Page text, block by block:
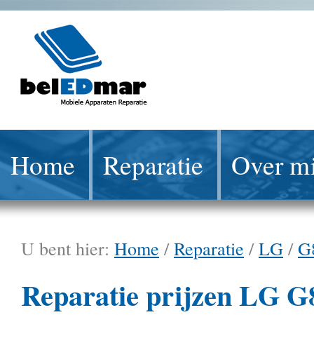
Home Reparatie Over
U bent hier: Home /Reparatie /LG /
Reparatie prijzen LG